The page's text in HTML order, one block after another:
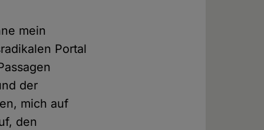
mein
Portal
der
mich auf
den